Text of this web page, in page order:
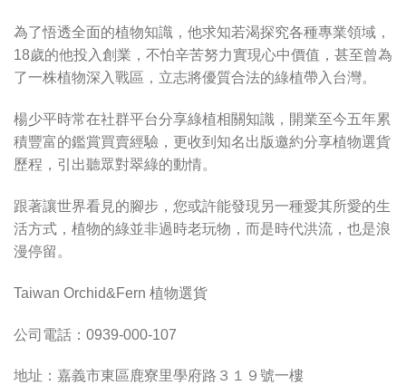
為了悟透全面的植物知識，他求知若渴探究各種專業領域，
18歲的他投入創業，不怕辛苦努力實現心中價值，甚至曾為
了一株植物深入戰區，立志將優質合法的綠植帶入台灣。
楊少平時常在社群平台分享綠植相關知識，開業至今五年累
積豐富的鑑賞買賣經驗，更收到知名出版邀約分享植物選貨
歷程，引出聽眾對翠綠的動情。
跟著讓世界看見的腳步，您或許能發現另一種愛其所愛的生
活方式，植物的綠並非過時老玩物，而是時代洪流，也是浪
漫停留。
Taiwan Orchid&Fern 植物選貨
公司電話：0939-000-107
地址：嘉義市東區鹿寮里學府路３１９號一樓